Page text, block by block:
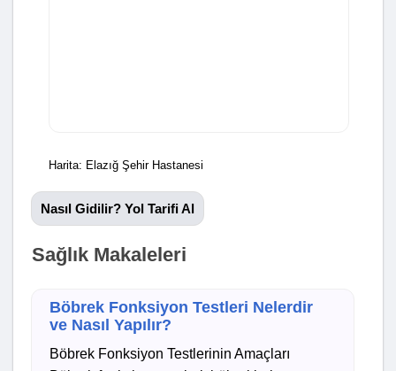
Harita: Elazığ Şehir Hastanesi
Nasıl Gidilir? Yol Tarifi Al
Sağlık Makaleleri
Böbrek Fonksiyon Testleri Nelerdir
ve Nasıl Yapılır?
Böbrek Fonksiyon Testlerinin Amaçları